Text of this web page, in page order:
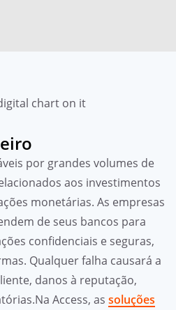
por grandes volumes de
aos investimentos
monetárias. As empresas
de seus bancos para
confidenciais e seguras,
Qualquer falha causará a
danos à reputação,
Access, as soluções